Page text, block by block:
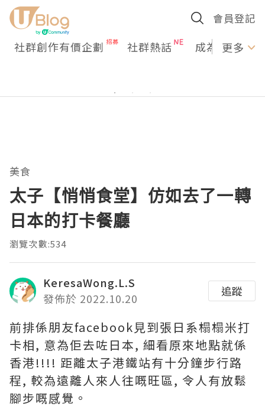
會員登記
社群創作有價企劃 社群熱話 成為U更多
美食
太子【悄悄食堂】仿如去了一轉
日本的打卡餐廳
瀏覽次數:534
KeresaWong.L.S
發佈於 2022.10.20
追蹤
前排係朋友facebook見到張日系榻榻米打
卡相, 意為佢去咗日本, 細看原來地點就係
香港!!!! 距離太子港鐵站有十分鐘步行路
程, 較為遠離人來人往嘅旺區, 令人有放鬆
腳步嘅感覺。